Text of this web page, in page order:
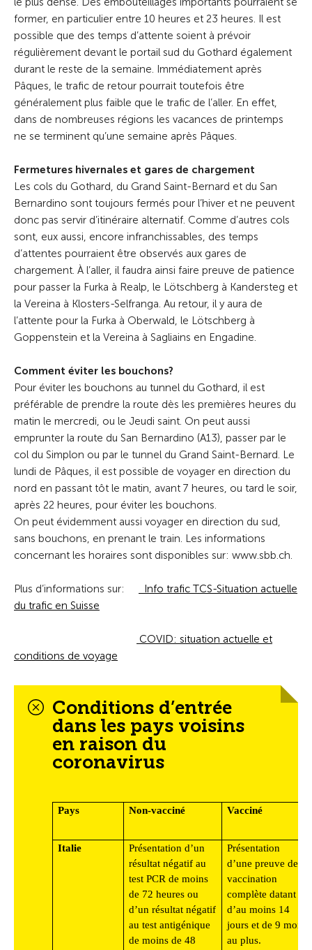
former, en particulier entre 10 heures et 23 heures. Il est
possible que des temps d’attente soient à prévoir
régulièrement devant le portail sud du Gothard également
durant le reste de la semaine. Immédiatement après
Pâques, le trafic de retour pourrait toutefois être
généralement plus faible que le trafic de l’aller. En effet,
dans de nombreuses régions les vacances de printemps
ne se terminent qu’une semaine après Pâques.
Fermetures hivernales et gares de chargement
Les cols du Gothard, du Grand Saint-Bernard et du San
Bernardino sont toujours fermés pour l’hiver et ne peuvent
donc pas servir d’itinéraire alternatif. Comme d’autres cols
sont, eux aussi, encore infranchissables, des temps
d’attentes pourraient être observés aux gares de
chargement. À l’aller, il faudra ainsi faire preuve de patience
pour passer la Furka à Realp, le Lötschberg à Kandersteg et
la Vereina à Klosters-Selfranga. Au retour, il y aura de
l’attente pour la Furka à Oberwald, le Lötschberg à
Goppenstein et la Vereina à Sagliains en Engadine.
Comment éviter les bouchons?
Pour éviter les bouchons au tunnel du Gothard, il est
préférable de prendre la route dès les premières heures du
matin le mercredi, ou le Jeudi saint. On peut aussi
emprunter la route du San Bernardino (A13), passer par le
col du Simplon ou par le tunnel du Grand Saint-Bernard. Le
lundi de Pâques, il est possible de voyager en direction du
nord en passant tôt le matin, avant 7 heures, ou tard le soir,
après 22 heures, pour éviter les bouchons.
On peut évidemment aussi voyager en direction du sud,
sans bouchons, en prenant le train. Les informations
concernant les horaires sont disponibles sur: www.sbb.ch.
Plus d’informations sur:
Info trafic TCS-Situation actuelle
du trafic en Suisse
COVID: situation actuelle et
conditions de voyage
Conditions d’entrée
dans les pays voisins
en raison du
coronavirus
Pays Non-vacciné Vacciné
Italie
Présentation d’un
résultat négatif au
test PCR de moins
de 72 heures ou
d’un résultat négatif
au test antigénique
de moins de 48
Présentation
d’une preuve de
vaccination
complète datant
d’au moins 14
jours et de 9 mois
au plus.